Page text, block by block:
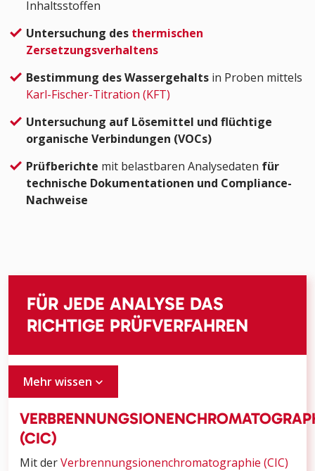
Inhaltsstoffen
Untersuchung des thermischen
Zersetzungsverhaltens
Bestimmung des Wassergehalts in Proben mittels
Karl-Fischer-Titration (KFT)
Untersuchung auf Lösemittel und flüchtige
organische Verbindungen (VOCs)
Prüfberichte mit belastbaren Analysedaten für
technische Dokumentationen und Compliance-
Nachweise
FÜR JEDE ANALYSE DAS
RICHTIGE PRÜFVERFAHREN
Mehr wissen
(CIC)
Mit derVerbrennungsionenchromatographie (CIC)